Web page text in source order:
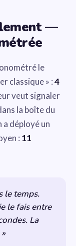
—
le
classique » :4
veut signaler
la boîte du
a déployé un
: 11
le temps.
le fais entre
La